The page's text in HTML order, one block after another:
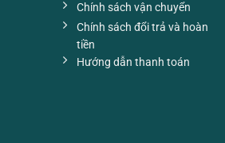
Chính sách vận chuyển
Chính sách đổi trả và hoàn
tiền
Hướng dẫn thanh toán